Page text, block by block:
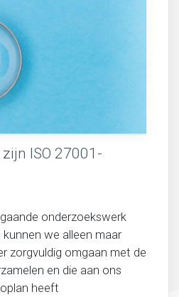
ISO 27001-
onderzoekswerk
we alleen maar
zorgvuldig omgaan met de
en die aan ons
heeft